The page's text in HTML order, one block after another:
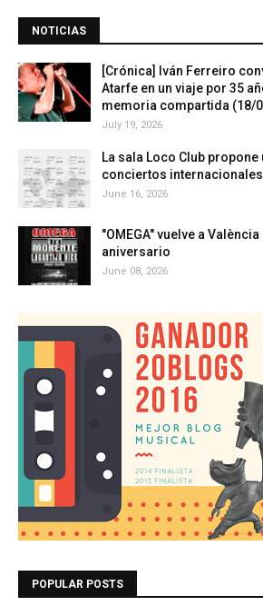
NOTICIAS
[Crónica] Iván Ferreiro
Atarfe en un viaje por 35
memoria compartida (18/
July 19, 2026
La sala Loco Club propone
conciertos
June 16, 2026
"OMEGA" vuelve a
aniversario
June 08, 2026
POPULAR POSTS